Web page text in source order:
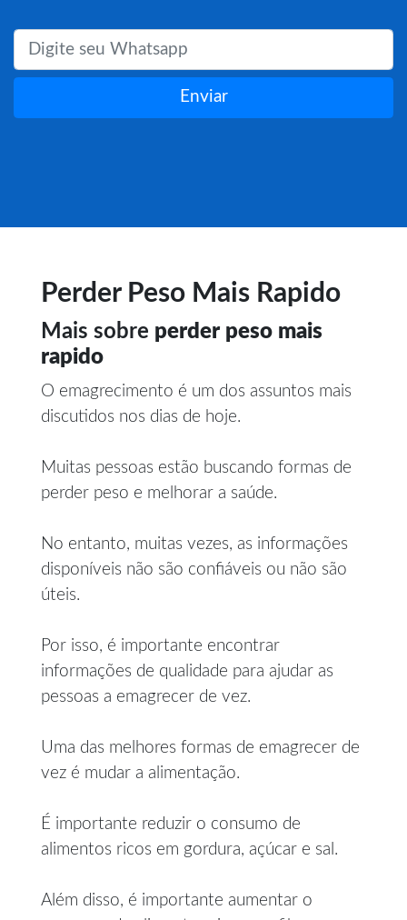
Enviar
Perder Peso Mais Rapido
Mais sobre perder peso mais
rapido
O emagrecimento é um dos assuntos mais
discutidos nos dias de hoje.
Muitas pessoas estão buscando formas de
perder peso e melhorar a saúde.
No entanto, muitas vezes, as informações
disponíveis não são confiáveis ou não são
úteis.
Por isso, é importante encontrar
informações de qualidade para ajudar as
pessoas a emagrecer de vez.
Uma das melhores formas de emagrecer de
vez é mudar a alimentação.
É importante reduzir o consumo de
alimentos ricos em gordura, açúcar e sal.
Além disso, é importante aumentar o